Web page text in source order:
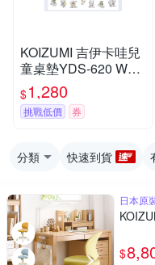
KOIZUMI 吉伊卡哇兒
童桌墊YDS-620 W89
*D50 cm
$1,280
挑戰低價 券
分類 快速到貨
日本原
$